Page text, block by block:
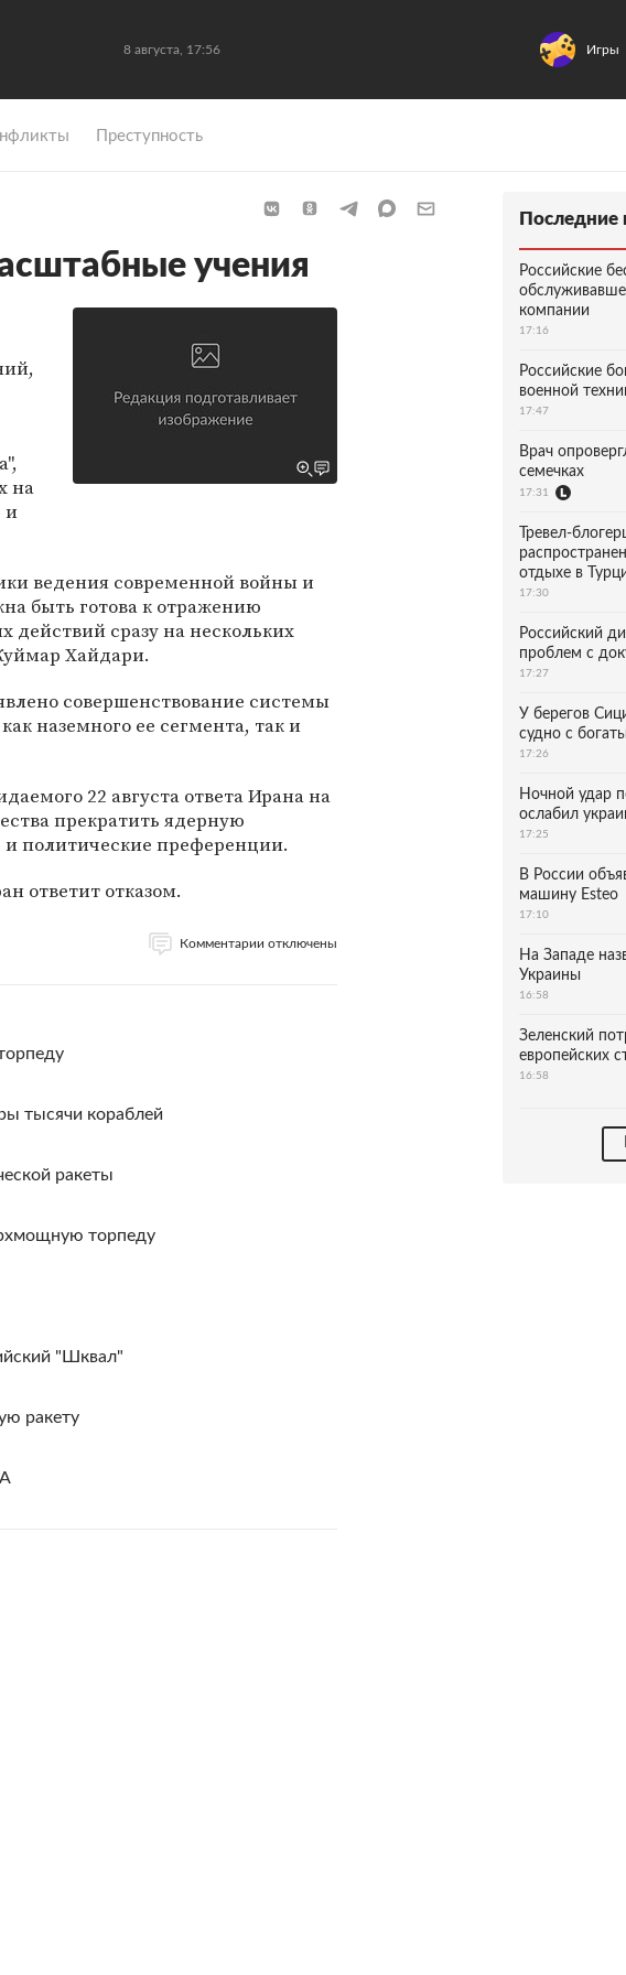
8 августа, 17:56 Игры
Преступность
учения
на
и
ведения современной войны и
быть готова к отражению
действий сразу на нескольких
Хайдари.
совершенствование системы
наземного ее сегмента, так и
22 августа ответа Ирана на
прекратить ядерную
политические преференции.
ответит отказом.
Комментарии отключены
тысячи кораблей
ракеты
торпеду
"Шквал"
ракету
Последние
Российские
компании
17:16
Российские
военной
17:47
Врач
семечках
17:31
Тревел-
отдыхе в
17:30
Российский
проблем с
17:27
У берегов
судно с
17:26
Ночной удар
ослабил
17:25
В России
машину Esteo
17:10
На Западе
Украины
16:58
Зеленский
европейских
16:58